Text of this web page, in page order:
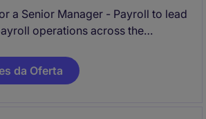
a Senior Manager - Payroll to lead
operations across the
playing a key role in
operations and supporting
da Oferta